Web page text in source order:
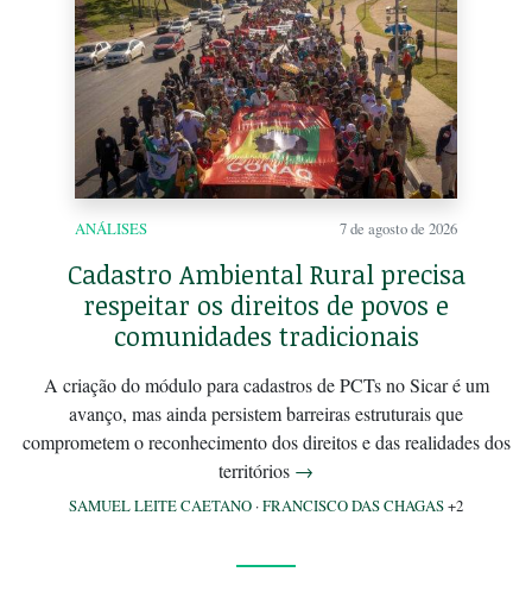
ANÁLISES 7 de agosto de 2026
Cadastro Ambiental Rural precisa
respeitar os direitos de povos e
comunidades tradicionais
A criação do módulo para cadastros de PCTs no Sicar é um
avanço, mas ainda persistem barreiras estruturais que
comprometem o reconhecimento dos direitos e das realidades dos
territórios →
SAMUEL LEITE CAETANO ·FRANCISCO DAS CHAGAS+2